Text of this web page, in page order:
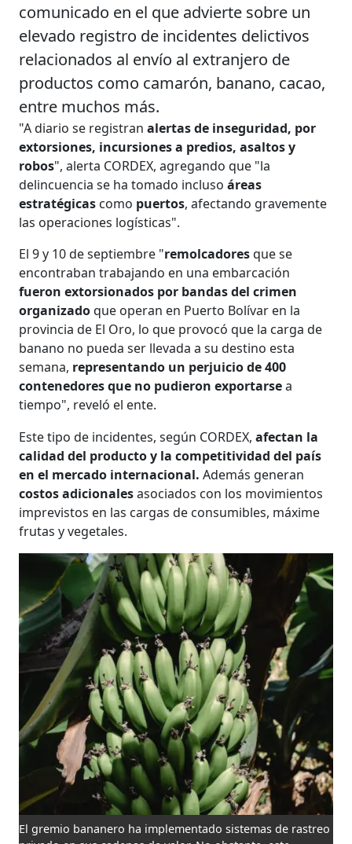
comunicado en el que advierte sobre un
elevado registro de incidentes delictivos
relacionados al envío al extranjero de
productos como camarón, banano, cacao,
entre muchos más.
"A diario se registran alertas de inseguridad, por
extorsiones, incursiones a predios, asaltos y
robos", alerta CORDEX, agregando que "la
delincuencia se ha tomado incluso áreas
estratégicas como puertos, afectando gravemente
las operaciones logísticas".
El 9 y 10 de septiembre "remolcadoresque se
encontraban trabajando en una embarcación
fueron extorsionados por bandas del crimen
organizadoque operan en Puerto Bolívar en la
provincia de El Oro, lo que provocó que la carga de
banano no pueda ser llevada a su destino esta
semana, representando un perjuicio de 400
contenedores que no pudieron exportarsea
tiempo", reveló el ente.
Este tipo de incidentes, según CORDEX, afectan la
calidad del producto y la competitividad del país
en el mercado internacional. Además generan
costos adicionalesasociados con los movimientos
imprevistos en las cargas de consumibles, máxime
frutas y vegetales.
El gremio bananero ha implementado sistemas de rastreo